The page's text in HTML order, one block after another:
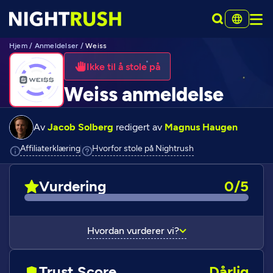
Hjem/ Anmeldelser /Weiss
Ikke til å stole på
Weiss anmeldelse
Av Jacob Solberg redigert av Magnus Haugen
AffiliaterklæringClick to view additional information
Hvorfor stole på Nightrush
Vurdering 0/5
Hvordan vurderer vi?